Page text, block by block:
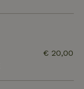
€ 20,00